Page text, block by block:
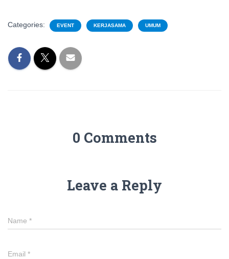
Categories: EVENT KERJASAMA UMUM
0 Comments
Leave a Reply
Name *
Email *